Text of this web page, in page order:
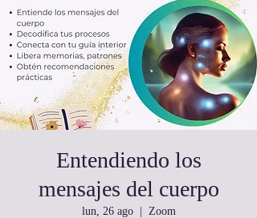
Entendiendo los
mensajes del cuerpo
lun, 26 ago
  |
Zoom